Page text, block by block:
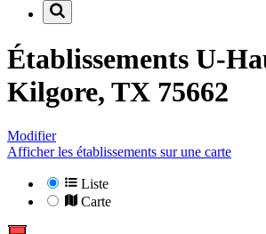
Établissements U-
Kilgore, TX 75662
Modifier
Afficher les établissements sur une carte
Liste
Carte